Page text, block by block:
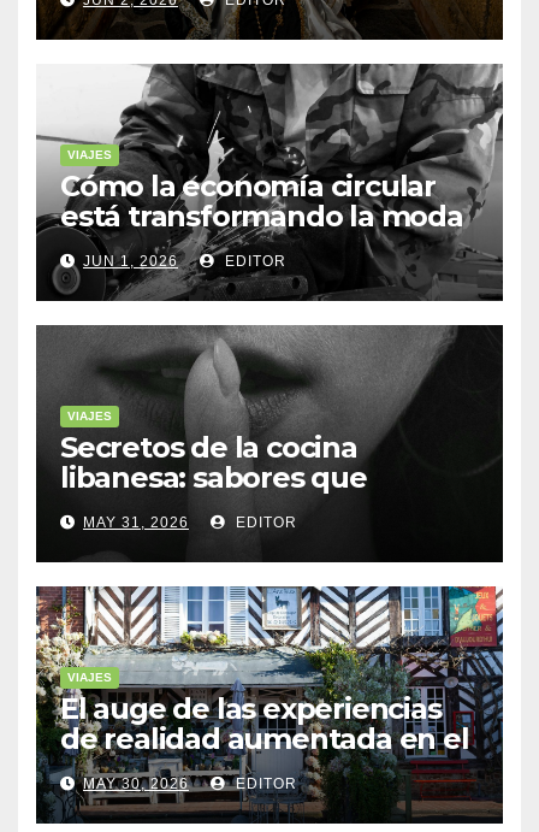
VIAJES
Cómo la economía circular
está transformando la moda
sostenible
JUN 1, 2026 EDITOR
VIAJES
Secretos de la cocina
libanesa: sabores que
cuentan historias
MAY 31, 2026 EDITOR
VIAJES
El auge de las experiencias
de realidad aumentada en el
turismo
MAY 30, 2026 EDITOR